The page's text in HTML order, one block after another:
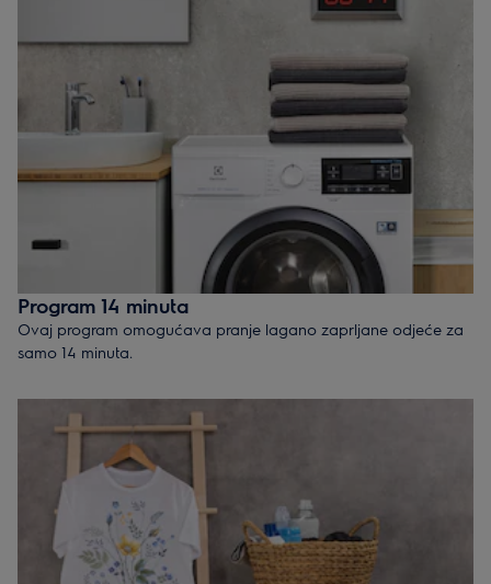
Program 14 minuta
Ovaj program omogućava pranje lagano zaprljane odjeće za
samo 14 minuta.